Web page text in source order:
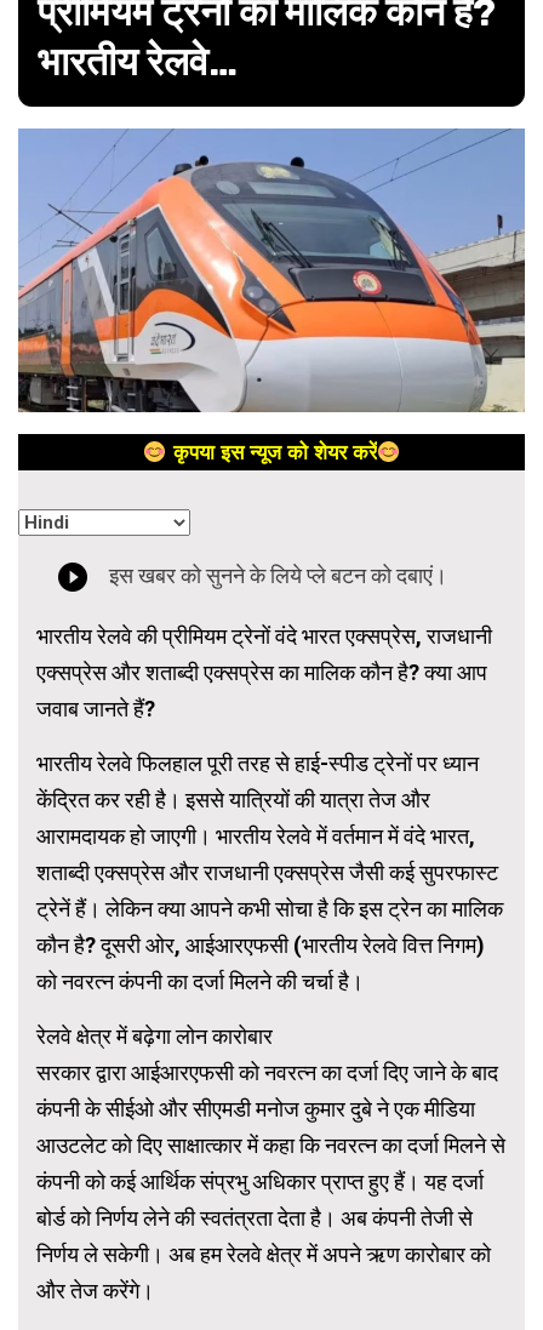
प्रीमियम ट्रेनों का मालिक कौन है?
भारतीय रेलवे…
कृपया इस न्यूज को शेयर करें
भारतीय रेलवे की प्रीमियम ट्रेनों वंदे भारत एक्सप्रेस, राजधानी
एक्सप्रेस और शताब्दी एक्सप्रेस का मालिक कौन है? क्या आप
जवाब जानते हैं?
भारतीय रेलवे फिलहाल पूरी तरह से हाई-स्पीड ट्रेनों पर ध्यान
केंद्रित कर रही है। इससे यात्रियों की यात्रा तेज और
आरामदायक हो जाएगी। भारतीय रेलवे में वर्तमान में वंदे भारत,
शताब्दी एक्सप्रेस और राजधानी एक्सप्रेस जैसी कई सुपरफास्ट
ट्रेनें हैं। लेकिन क्या आपने कभी सोचा है कि इस ट्रेन का मालिक
कौन है? दूसरी ओर, आईआरएफसी (भारतीय रेलवे वित्त निगम)
को नवरत्न कंपनी का दर्जा मिलने की चर्चा है।
रेलवे क्षेत्र में बढ़ेगा लोन कारोबार
सरकार द्वारा आईआरएफसी को नवरत्न का दर्जा दिए जाने के बाद
कंपनी के सीईओ और सीएमडी मनोज कुमार दुबे ने एक मीडिया
आउटलेट को दिए साक्षात्कार में कहा कि नवरत्न का दर्जा मिलने से
कंपनी को कई आर्थिक संप्रभु अधिकार प्राप्त हुए हैं। यह दर्जा
बोर्ड को निर्णय लेने की स्वतंत्रता देता है। अब कंपनी तेजी से
निर्णय ले सकेगी। अब हम रेलवे क्षेत्र में अपने ऋण कारोबार को
और तेज करेंगे।